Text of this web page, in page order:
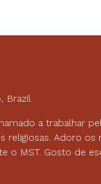
Brazil
a trabalhar
religiosas. Adoro os
o MST. Gosto de